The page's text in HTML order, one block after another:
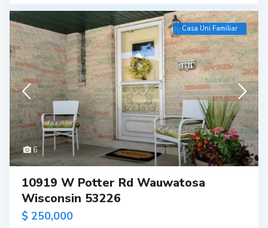
6
Casa Uni Familiar
10919 W Potter Rd Wauwatosa
Wisconsin 53226
$ 250,000